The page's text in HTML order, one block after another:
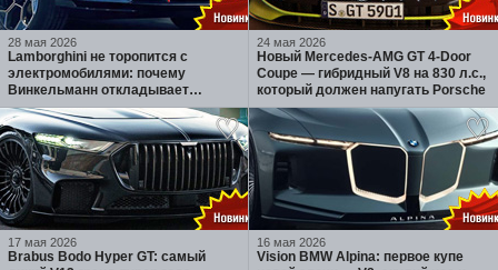
28 мая 2026
Lamborghini не торопится с
электромобилями: почему
Винкельманн откладывает
Lanzador и ставит на гибриды
24 мая 2026
Новый Mercedes-AMG GT 4-Door
Coupe — гибридный V8 на 830 л.с.,
который должен напугать Porsche
17 мая 2026
Brabus Bodo Hyper GT: самый
16 мая 2026
Vision BMW Alpina: первое купе